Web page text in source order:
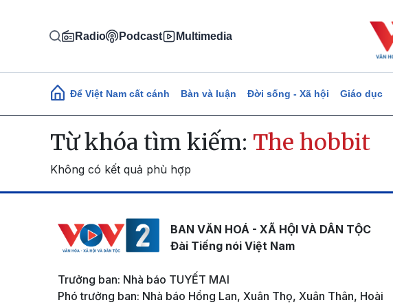
Radio Podcast Multimedia
Main navigation
Để Việt Nam cất cánh Bàn và luận Đời sống - Xã hội Giáo dục
Từ khóa tìm kiếm: The hobbit
Không có kết quả phù hợp
BAN VĂN HOÁ - XÃ HỘI VÀ DÂN TỘC
Đài Tiếng nói Việt Nam
Trưởng ban: Nhà báo TUYẾT MAI
Phó trưởng ban: Nhà báo Hồng Lan, Xuân Thọ, Xuân Thân, Hoài